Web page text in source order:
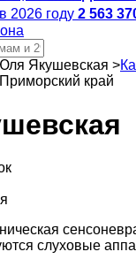
2026 году 2 563
Якушевская >
Приморский край
слуховые